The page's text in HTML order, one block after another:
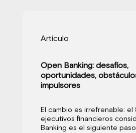
Artículo
Open Banking: desafíos,
oportunidades,
impulsores
El cambio es irrefrenable: el
ejecutivos financieros
Banking es el siguiente